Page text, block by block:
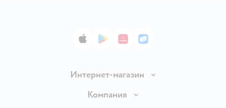
App StoreGoogle Play
AppGallery
RuStore
Интернет-магазин
Доставка и оплата
Компания